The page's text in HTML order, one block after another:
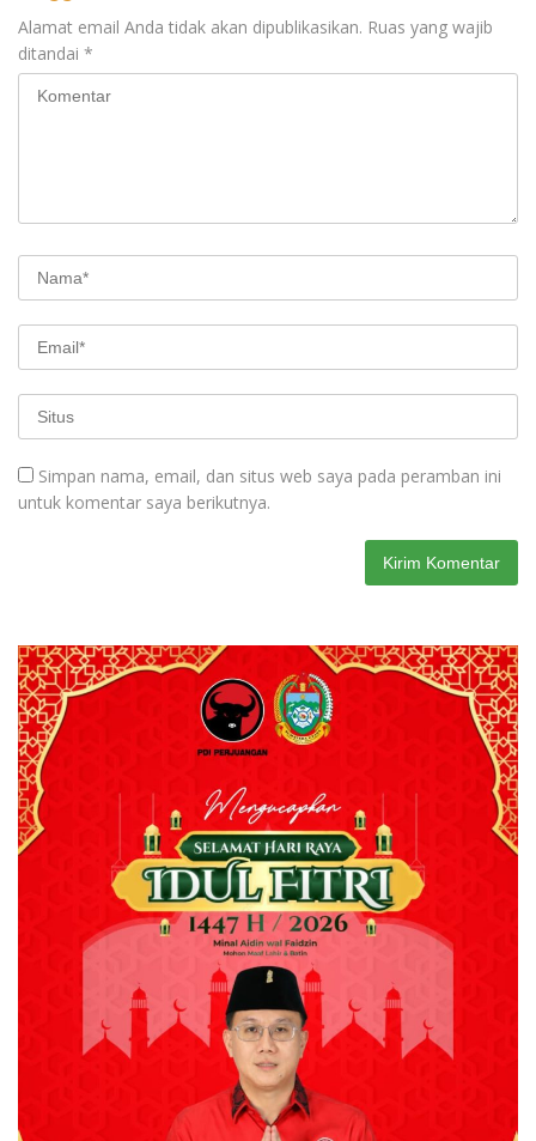
Alamat email Anda tidak akan dipublikasikan. Ruas yang wajib
ditandai *
Simpan nama, email, dan situs web saya pada peramban ini
untuk komentar saya berikutnya.